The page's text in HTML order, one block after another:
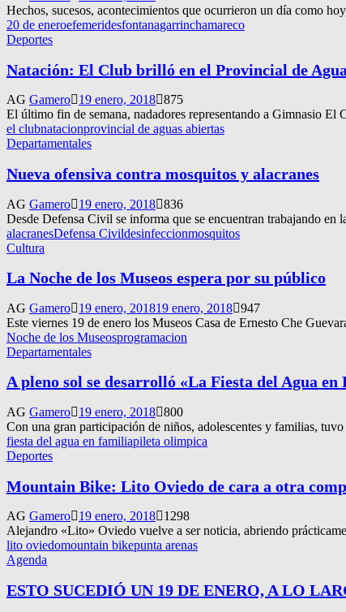
Hechos, sucesos, acontecimientos que ocurrieron un día como
20 de eneroefemeridesfontanagarrinchamareco
Deportes
Natación: El Club brilló en el Provincial de
AG Gamero 19 enero, 2018 875
El último fin de semana, nadadores representando a Gimnasio
el clubnatacionprovincial de aguas abiertas
Departamentales
Nueva ofensiva contra mosquitos y alacranes
AG Gamero 19 enero, 2018 836
Desde Defensa Civil se informa que se encuentran trabajando en
alacranesDefensa Civildesinfeccionmosquitos
Cultura
La Noche de los Museos espera por su público
AG Gamero 19 enero, 201819 enero, 2018 947
Este viernes 19 de enero los Museos Casa de Ernesto Che
Noche de los Museosprogramacion
Departamentales
A pleno sol se desarrolló «La Fiesta del Agua en
AG Gamero 19 enero, 2018 800
Con una gran participación de niños, adolescentes y familias,
fiesta del agua en familiapileta olimpica
Deportes
Mountain Bike: Lito Oviedo de cara a otra
AG Gamero 19 enero, 2018
1298
Alejandro «Lito» Oviedo vuelve a ser noticia, abriendo
lito oviedomountain bikepunta arenas
Agenda
ESTO SUCEDIÓ UN 19 DE ENERO, A LO